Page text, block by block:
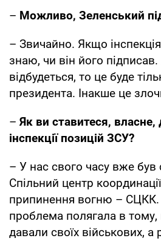
– Можливо, Зеленський
– Звичайно. Якщо
знаю, чи він його
відбудеться, то це буде
президента. Інакше це
– Як ви ставитеся, власне,
інспекції позицій ЗСУ?
– У нас свого часу вже був
Спільний центр
припинення вогню –
проблема полягала в
давали своїх військових, а